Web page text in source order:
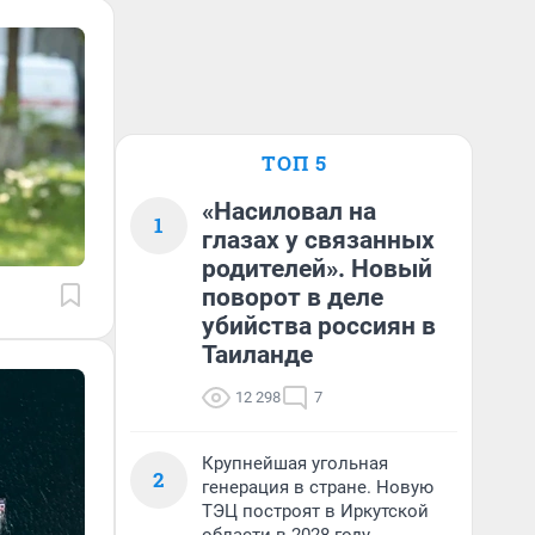
ТОП 5
1
«Насиловал на
глазах у связанных
родителей». Новый
поворот в деле
убийства россиян в
Таиланде
12 298 7
2
Крупнейшая угольная
генерация в стране. Новую
ТЭЦ построят в Иркутской